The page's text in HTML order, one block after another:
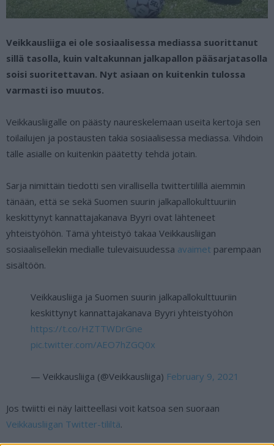
Veikkausliiga ei ole sosiaalisessa mediassa suorittanut
sillä tasolla, kuin valtakunnan jalkapallon pääsarjatasolla
soisi suoritettavan. Nyt asiaan on kuitenkin tulossa
varmasti iso muutos.
Veikkausliigalle on päästy naureskelemaan useita kertoja sen
toilailujen ja postausten takia sosiaalisessa mediassa. Vihdoin
tälle asialle on kuitenkin päätetty tehdä jotain.
Sarja nimittäin tiedotti sen virallisella twittertilillä aiemmin
tänään, että se sekä Suomen suurin jalkapallokulttuuriin
keskittynyt kannattajakanava Byyri ovat lähteneet
yhteistyöhön. Tämä yhteistyö takaa Veikkausliigan
sosiaalisellekin medialle tulevaisuudessa avaimet parempaan
sisältöön.
Veikkausliiga ja Suomen suurin jalkapallokulttuuriin
keskittynyt kannattajakanava Byyri yhteistyöhön
https://t.co/HZTTWDrGne
pic.twitter.com/AEO7hZGQ0x
— Veikkausliiga (@Veikkausliiga) February 9, 2021
Jos twiitti ei näy laitteellasi voit katsoa sen suoraan
Veikkausliigan Twitter-tililtä.